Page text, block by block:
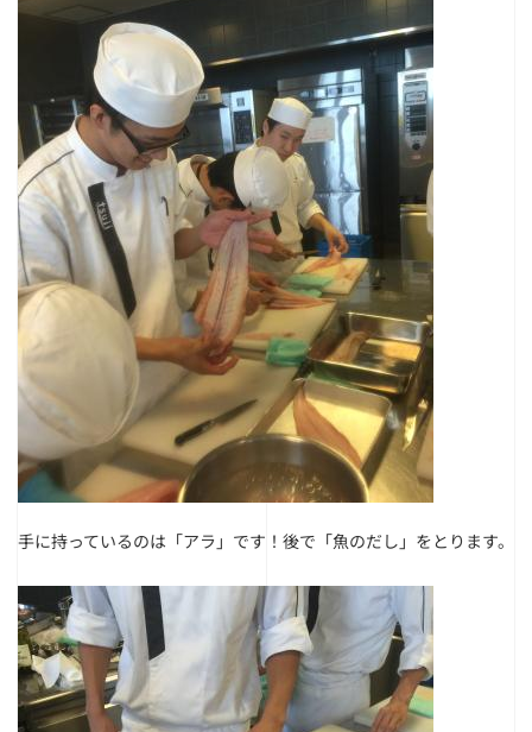
手に持っているのは「アラ」です！ 後で「魚のだし」をとります。